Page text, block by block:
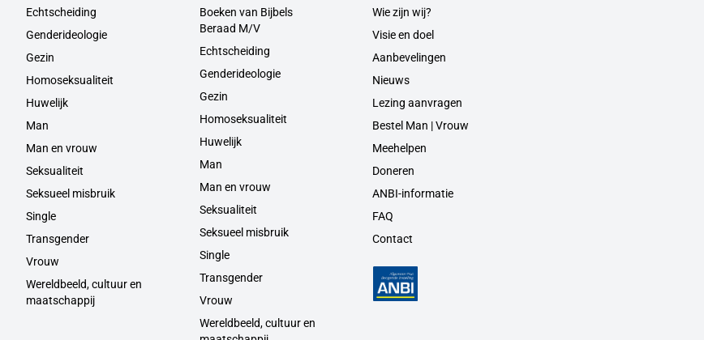
Echtscheiding
Genderideologie
Gezin
Homoseksualiteit
Huwelijk
Man
Man en vrouw
Seksualiteit
Seksueel misbruik
Single
Transgender
Vrouw
Wereldbeeld, cultuur en
maatschappij
Boeken van Bijbels
Beraad M/V
Echtscheiding
Genderideologie
Gezin
Homoseksualiteit
Huwelijk
Man
Man en vrouw
Seksualiteit
Seksueel misbruik
Single
Transgender
Vrouw
Wereldbeeld, cultuur en
Wie zijn wij?
Visie en doel
Aanbevelingen
Nieuws
Lezing aanvragen
Bestel Man | Vrouw
Meehelpen
Doneren
ANBI-informatie
FAQ
Contact